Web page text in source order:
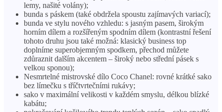
lemy, našité volány);
bunda s páskem (také obdržela spoustu zajímavých variací);
bunda ve stylu nového vzhledu: s jasným pasem, širokým
horním dílem a rozšířeným spodním dílem (kontrastní řešení
tohoto druhu jsou také možná: klasický business top
doplníme superobjemným spodkem, přechod můžete
zdůraznit dalším akcentem – široký nebo střední pásek s
velkou sponou);
Nesmrtelné mistrovské dílo Coco Chanel: rovné krátké sako
bez límečku s tříčtvrtečními rukávy;
sako v maximální velikosti v každém smyslu, délkou blízké
kabátu;